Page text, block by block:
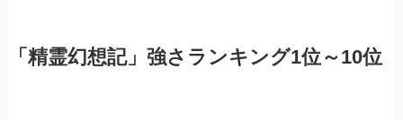
「精霊幻想記」強さランキング1位～10位